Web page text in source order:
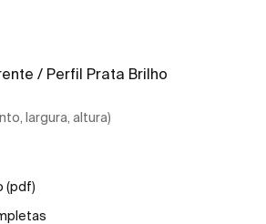
/ Perfil Prata Brilho
largura, altura)
(pdf)